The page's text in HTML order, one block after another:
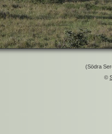
(Södra
©